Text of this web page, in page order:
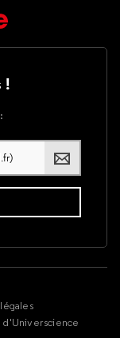
!
d'Universcience